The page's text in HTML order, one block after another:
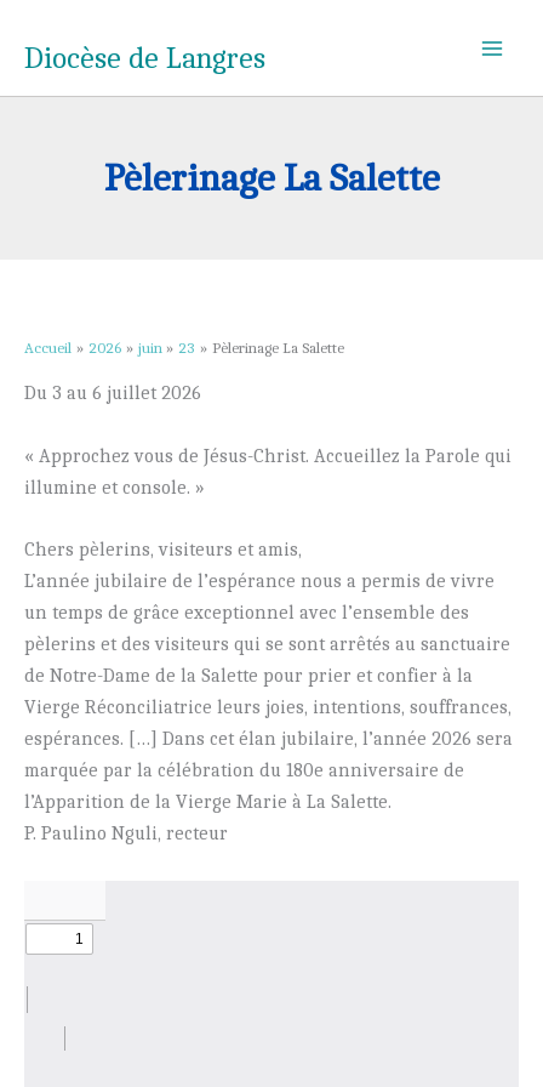
Diocèse de Langres
Pèlerinage La Salette
Accueil 2026 juin 23 Pèlerinage La Salette
Du 3 au 6 juillet 2026
« Approchez vous de Jésus-Christ. Accueillez la Parole qui
illumine et console. »
Chers pèlerins, visiteurs et amis,
L’année jubilaire de l’espérance nous a permis de vivre
un temps de grâce exceptionnel avec l’ensemble des
pèlerins et des visiteurs qui se sont arrêtés au sanctuaire
de Notre-Dame de la Salette pour prier et confier à la
Vierge Réconciliatrice leurs joies, intentions, souffrances,
espérances. […] Dans cet élan jubilaire, l’année 2026 sera
marquée par la célébration du 180e anniversaire de
l’Apparition de la Vierge Marie à La Salette.
P. Paulino Nguli, recteur